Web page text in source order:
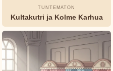
Wilde
Rudyard
Kipling
TUNTEMATON
Kultakutri ja Kolme Karhua